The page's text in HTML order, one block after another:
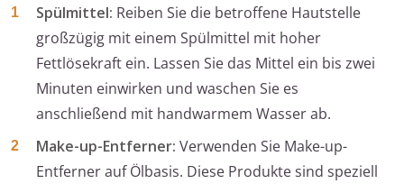
Spülmittel: Reiben Sie die betroffene Hautstelle
großzügig mit einem Spülmittel mit hoher
Fettlösekraft ein. Lassen Sie das Mittel ein bis zwei
Minuten einwirken und waschen Sie es
anschließend mit handwarmem Wasser ab.
Make-up-Entferner: Verwenden Sie Make-up-
Entferner auf Ölbasis. Diese Produkte sind speziell